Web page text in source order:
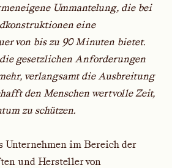
Ummantelung, die bei
eine
von bis zu 90 Minuten bietet.
gesetzlichen Anforderungen
verlangsamt die Ausbreitung
den Menschen wertvolle Zeit,
zu schützen.
im Bereich der
und Hersteller von